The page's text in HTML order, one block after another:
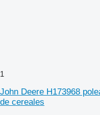
1
John Deere H173968
de cereales